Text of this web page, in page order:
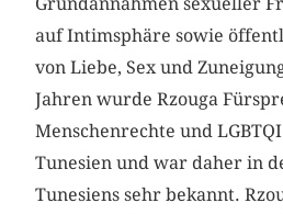
auf Intimsphäre sowie
von Liebe, Sex und
Jahren wurde Rzouga
Menschenrechte und
Tunesien und war daher in
Tunesiens sehr bekannt.